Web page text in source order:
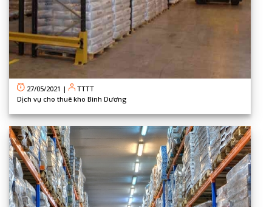
27/05/2021 |
TTTT
Dịch vụ cho thuê kho Bình Dương